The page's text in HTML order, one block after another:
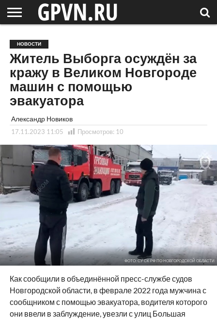
ОБЛАСТЬ
НОВОСТИ
СОСЕДЕЙ
РОССИЯ
/ МИР
СПЕЦПРОЕКТЫ
БЛОГ
СТАТЬИ
ФОТОРЕПОРТАЖИ
ИНТЕРВЬЮ
ОБЪЕКТЫ
ПОДБОРКИ
НОВОСТИ
Житель Выборга осуждён за
кражу в Великом Новгороде
машин с помощью
эвакуатора
Александр Новиков
17.11.2023 11:05 Просмотров: 10
ФОТО: СУ СК РФ ПО НОВГОРОДСКОЙ ОБЛАСТИ
Как сообщили в объединённой пресс-службе судов
Новгородской области, в феврале 2022 года мужчина с
сообщником с помощью эвакуатора, водителя которого
они ввели в заблуждение, увезли с улиц Большая